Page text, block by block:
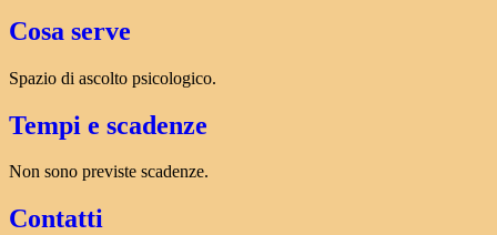
Cosa serve
Spazio di ascolto psicologico.
Tempi e scadenze
Non sono previste scadenze.
Contatti